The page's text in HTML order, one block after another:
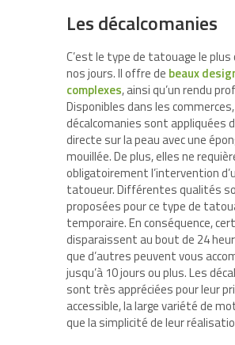
Les décalcomanies
C’est le type de tatouage le
nos jours. Il offre de beaux
complexes, ainsi qu’un rendu
Disponibles dans les
décalcomanies sont appliquées
directe sur la peau avec une
mouillée. De plus, elles ne
obligatoirement l’intervention
tatoueur. Différentes qualités
proposées pour ce type de
temporaire. En conséquence,
disparaissent au bout de 24
que d’autres peuvent vous
jusqu’à 10 jours ou plus. Les
sont très appréciées pour leur
accessible, la large variété de
que la simplicité de leur